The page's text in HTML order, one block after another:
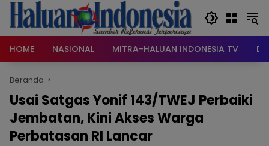
Langsung
konten
HOME
NASIONAL MITRA-HALUAN INDONESIA TV
Beranda
Usai Satgas Yonif 143/TWEJ Perbaiki
Jembatan, Kini Akses Warga
Perbatasan RI Lancar